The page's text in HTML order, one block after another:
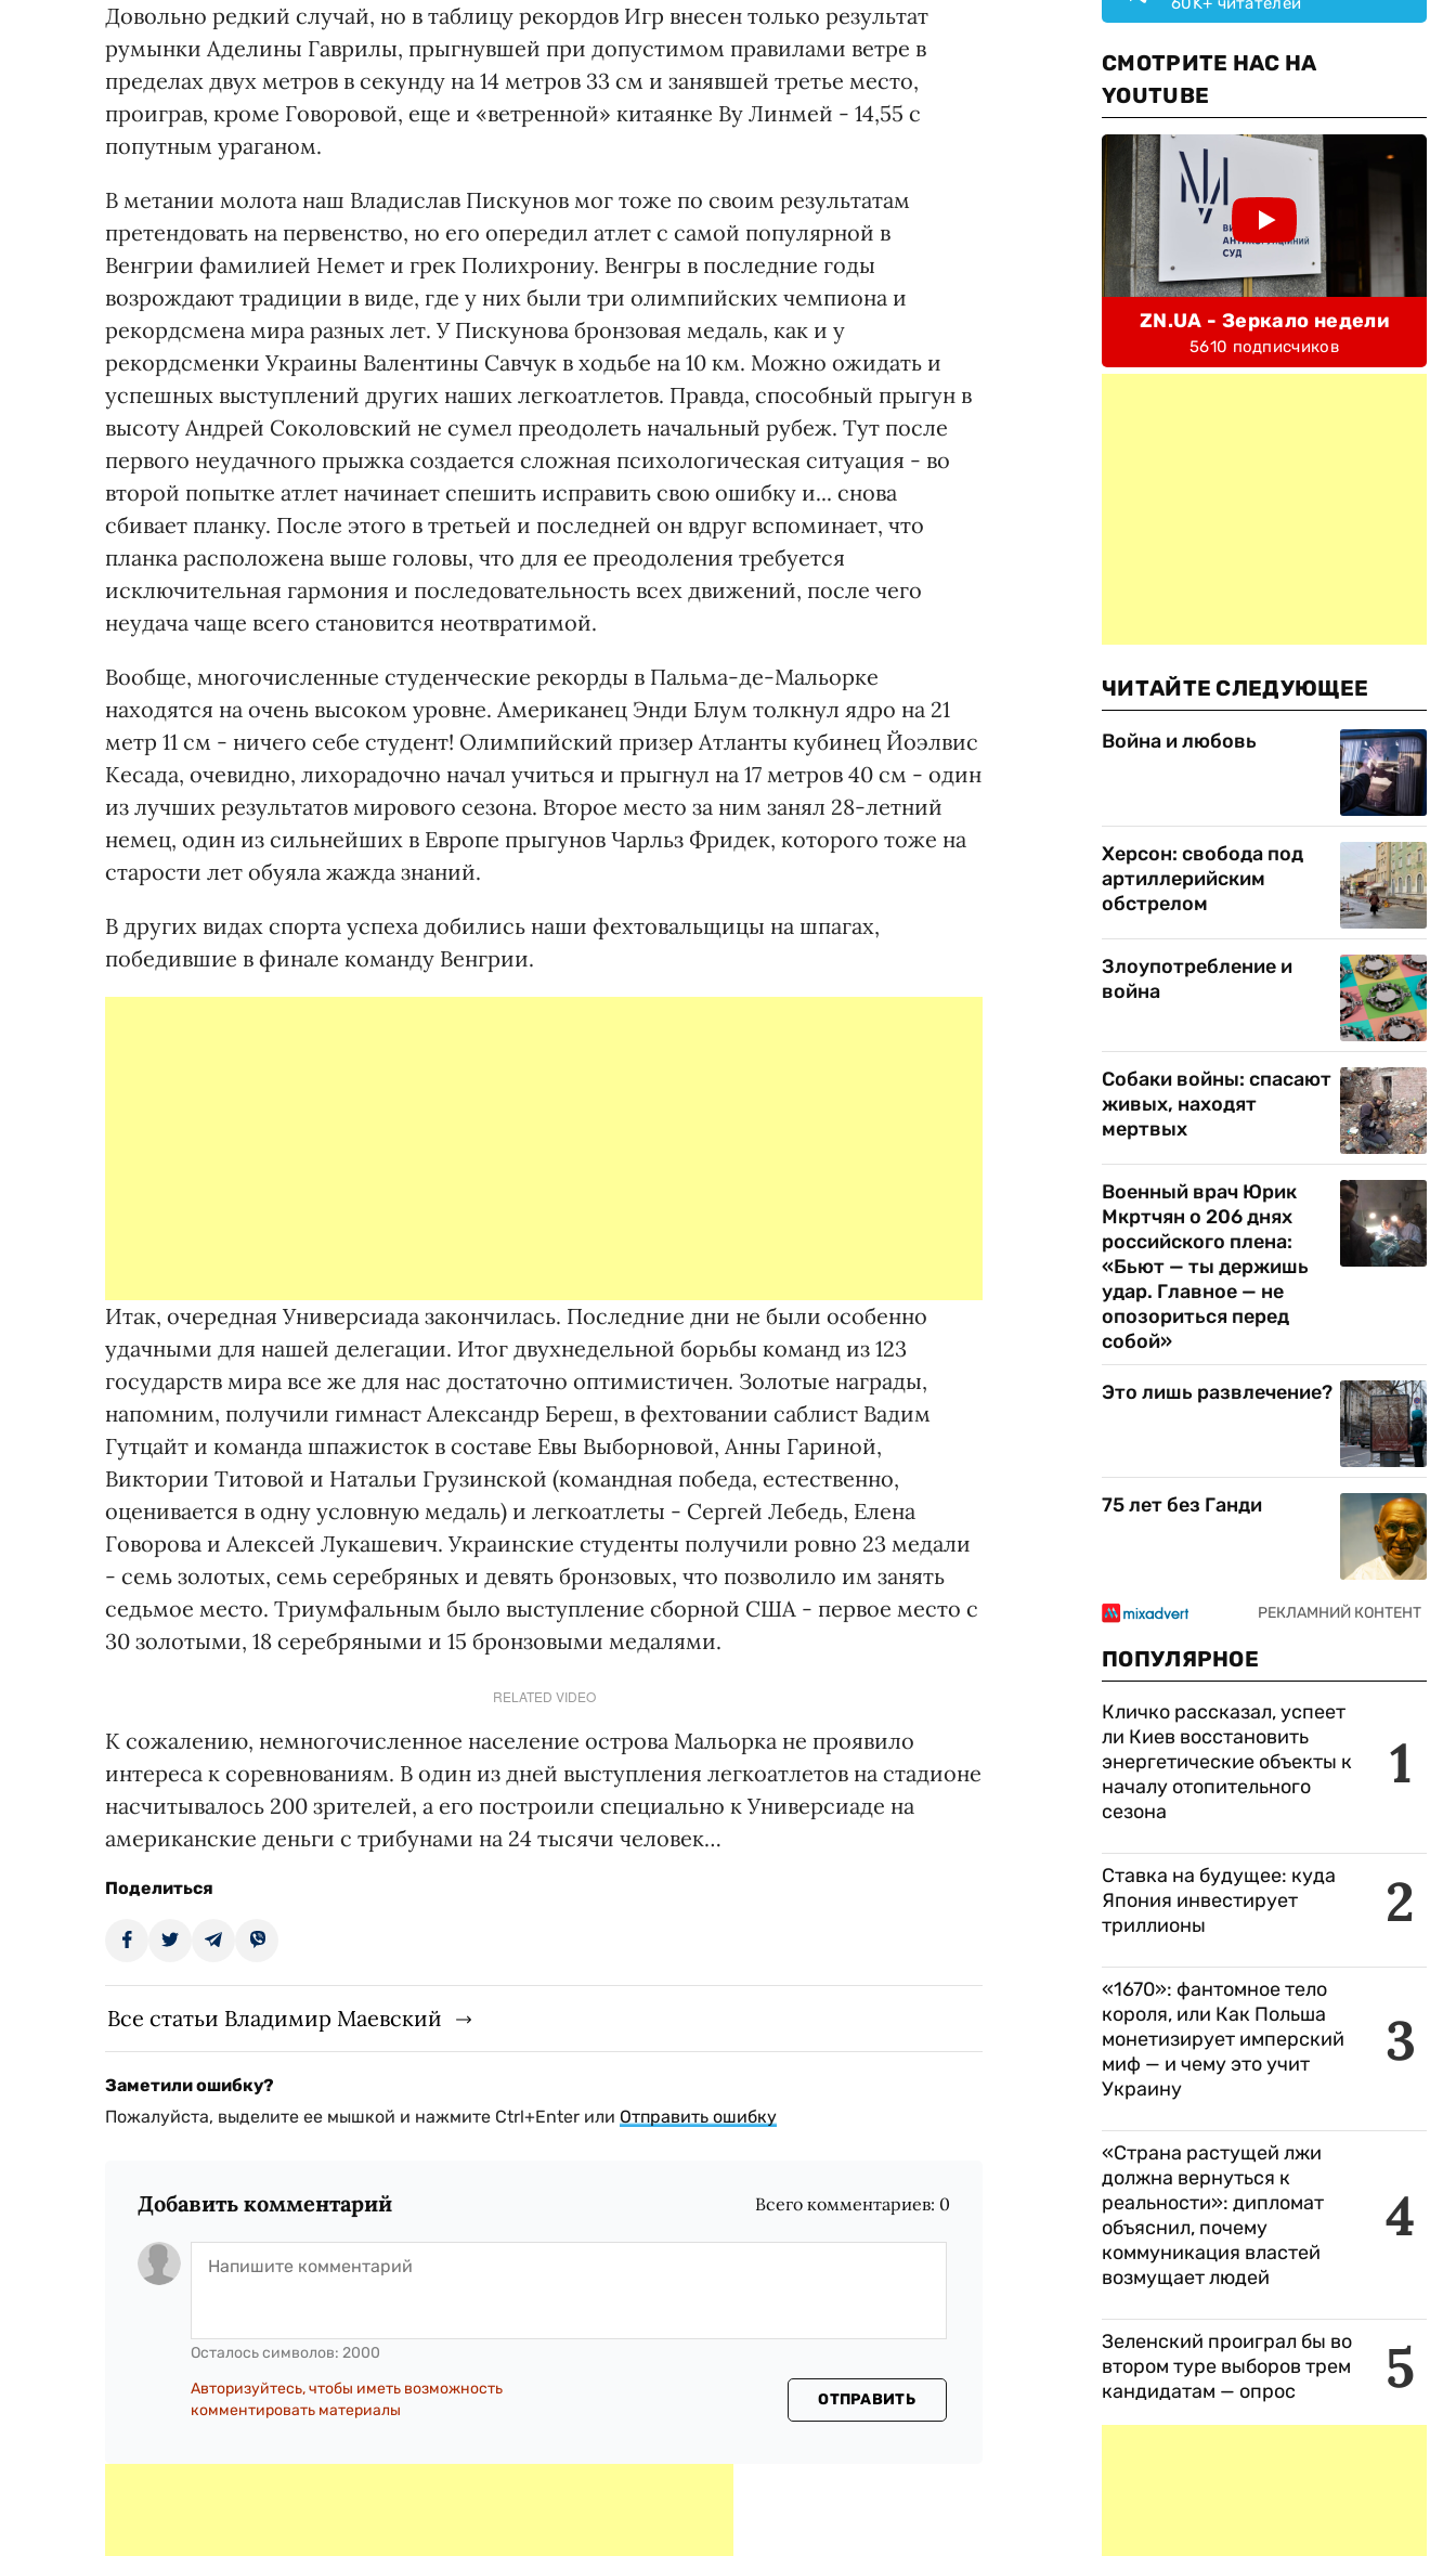
Довольно редкий случай, но в таблицу рекордов Игр внесен только результат
румынки Аделины Гаврилы, прыгнувшей при допустимом правилами ветре в
пределах двух метров в секунду на 14 метров 33 см и занявшей третье место,
проиграв, кроме Говоровой, еще и «ветренной» китаянке Ву Линмей - 14,55 с
попутным ураганом.
В метании молота наш Владислав Пискунов мог тоже по своим результатам
претендовать на первенство, но его опередил атлет с самой популярной в
Венгрии фамилией Немет и грек Полихрониу. Венгры в последние годы
возрождают традиции в виде, где у них были три олимпийских чемпиона и
рекордсмена мира разных лет. У Пискунова бронзовая медаль, как и у
рекордсменки Украины Валентины Савчук в ходьбе на 10 км. Можно ожидать и
успешных выступлений других наших легкоатлетов. Правда, способный прыгун в
высоту Андрей Соколовский не сумел преодолеть начальный рубеж. Тут после
первого неудачного прыжка создается сложная психологическая ситуация - во
второй попытке атлет начинает спешить исправить свою ошибку и... снова
сбивает планку. После этого в третьей и последней он вдруг вспоминает, что
планка расположена выше головы, что для ее преодоления требуется
исключительная гармония и последовательность всех движений, после чего
неудача чаще всего становится неотвратимой.
Вообще, многочисленные студенческие рекорды в Пальма-де-Мальорке
находятся на очень высоком уровне. Американец Энди Блум толкнул ядро на 21
метр 11 см - ничего себе студент! Олимпийский призер Атланты кубинец Йоэлвис
Кесада, очевидно, лихорадочно начал учиться и прыгнул на 17 метров 40 см - один
из лучших результатов мирового сезона. Второе место за ним занял 28-летний
немец, один из сильнейших в Европе прыгунов Чарльз Фридек, которого тоже на
старости лет обуяла жажда знаний.
В других видах спорта успеха добились наши фехтовальщицы на шпагах,
победившие в финале команду Венгрии.
Итак, очередная Универсиада закончилась. Последние дни не были особенно
удачными для нашей делегации. Итог двухнедельной борьбы команд из 123
государств мира все же для нас достаточно оптимистичен. Золотые награды,
напомним, получили гимнаст Александр Береш, в фехтовании саблист Вадим
Гутцайт и команда шпажисток в составе Евы Выборновой, Анны Гариной,
Виктории Титовой и Натальи Грузинской (командная победа, естественно,
оценивается в одну условную медаль) и легкоатлеты - Сергей Лебедь, Елена
Говорова и Алексей Лукашевич. Украинские студенты получили ровно 23 медали
- семь золотых, семь серебряных и девять бронзовых, что позволило им занять
седьмое место. Триумфальным было выступление сборной США - первое место с
30 золотыми, 18 серебряными и 15 бронзовыми медалями.
RELATED VIDEO
К сожалению, немногочисленное население острова Мальорка не проявило
интереса к соревнованиям. В один из дней выступления легкоатлетов на стадионе
насчитывалось 200 зрителей, а его построили специально к Универсиаде на
американские деньги с трибунами на 24 тысячи человек…
Поделиться
Все статьи Владимир Маевский
Заметили ошибку?
Пожалуйста, выделите ее мышкой и нажмите Ctrl+Enter или Отправить ошибку
Добавить комментарий Всего комментариев: 0
Осталось символов: 2000
Авторизуйтесь, чтобы иметь возможность
комментировать материалы
ОТПРАВИТЬ
СМОТРИТЕ НАС НА
YOUTUBE
ZN.UA - Зеркало недели
5610 подписчиков
ЧИТАЙТЕ СЛЕДУЮЩЕЕ
Война и любовь
Херсон: свобода под
артиллерийским
обстрелом
Злоупотребление и
война
Собаки войны: спасают
живых, находят
мертвых
Военный врач Юрик
Мкртчян о 206 днях
российского плена:
«Бьют — ты держишь
удар. Главное — не
опозориться перед
собой»
Это лишь развлечение?
75 лет без Ганди
ПОПУЛЯРНОЕ
1
Кличко рассказал, успеет
ли Киев восстановить
энергетические объекты к
началу отопительного
сезона
2
Ставка на будущее: куда
Япония инвестирует
триллионы
3
«1670»: фантомное тело
короля, или Как Польша
монетизирует имперский
миф — и чему это учит
Украину
4
«Страна растущей лжи
должна вернуться к
реальности»: дипломат
объяснил, почему
коммуникация властей
возмущает людей
5
Зеленский проиграл бы во
втором туре выборов трем
кандидатам — опрос